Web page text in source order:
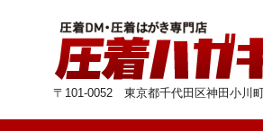
〒101-0052 東京都千代田区神田小川